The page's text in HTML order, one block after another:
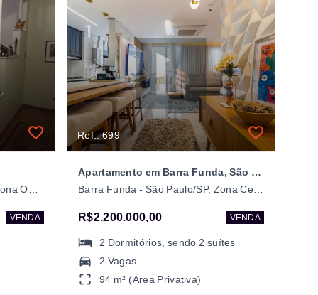
VENDA
Ref.: 699
Apartamento em Barra Funda, São Paulo/SP
R$2.200.000,00 VENDA
2 Dormitórios , sendo 2 suítes
2 Vagas
94 m² (Área Privativa)